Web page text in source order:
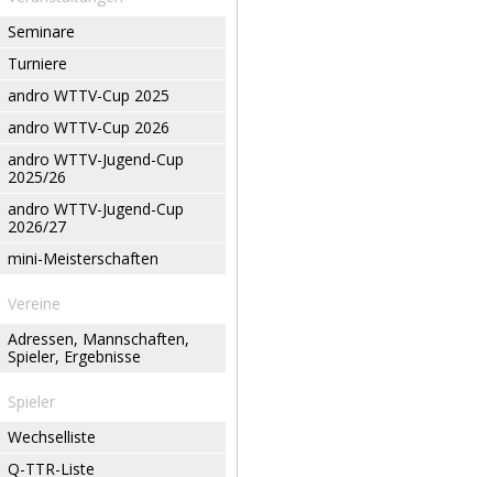
Seminare
Turniere
andro WTTV-Cup 2025
andro WTTV-Cup 2026
andro WTTV-Jugend-Cup
2025/26
andro WTTV-Jugend-Cup
2026/27
mini-Meisterschaften
Vereine
Adressen, Mannschaften,
Spieler, Ergebnisse
Spieler
Wechselliste
Q-TTR-Liste